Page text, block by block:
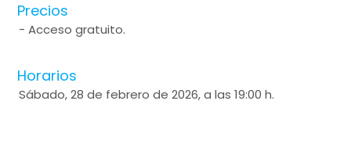
Precios
- Acceso gratuito.
Horarios
Sábado, 28 de febrero de 2026, a las 19:00 h.